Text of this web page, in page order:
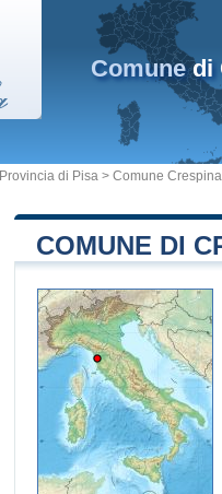
Comunedi
Provincia di Pisa > Comune
COMUNE DI